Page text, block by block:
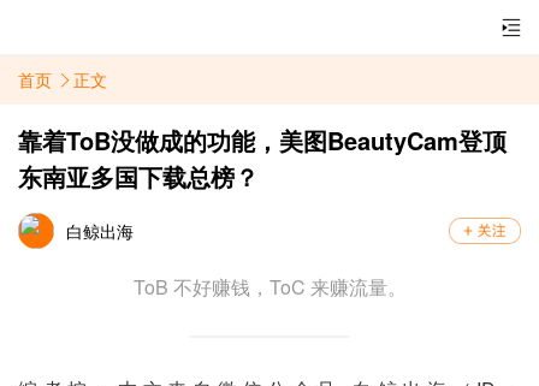
首页 正文
靠着ToB没做成的功能，美图BeautyCam登顶
东南亚多国下载总榜？
白鲸出海
ToB 不好赚钱，ToC 来赚流量。